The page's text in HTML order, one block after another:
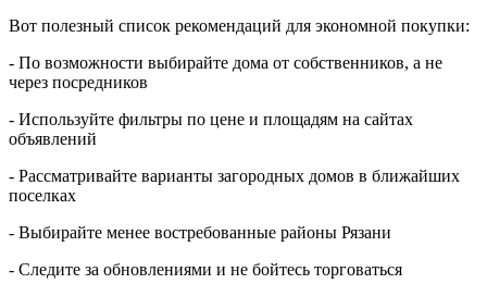
Вот полезный список рекомендаций для экономной покупки:
- По возможности выбирайте дома от собственников, а не
через посредников
- Используйте фильтры по цене и площадям на сайтах
объявлений
- Рассматривайте варианты загородных домов в ближайших
поселках
- Выбирайте менее востребованные районы Рязани
- Следите за обновлениями и не бойтесь торговаться